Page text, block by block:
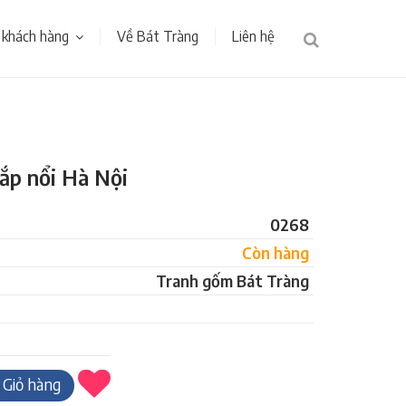
hàng Về Bát Tràng Liên hệ
nổi Hà Nội
0268
Còn hàng
Tranh gốm Bát Tràng
Giỏ hàng